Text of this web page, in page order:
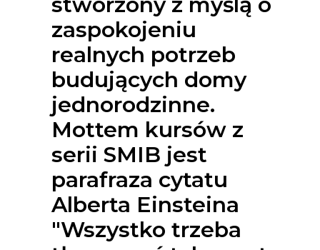
zaspokojeniu
realnych potrzeb
budujących domy
jednorodzinne.
Mottem kursów z
serii SMIB jest
parafraza cytatu
Alberta Einsteina
"Wszystko trzeba